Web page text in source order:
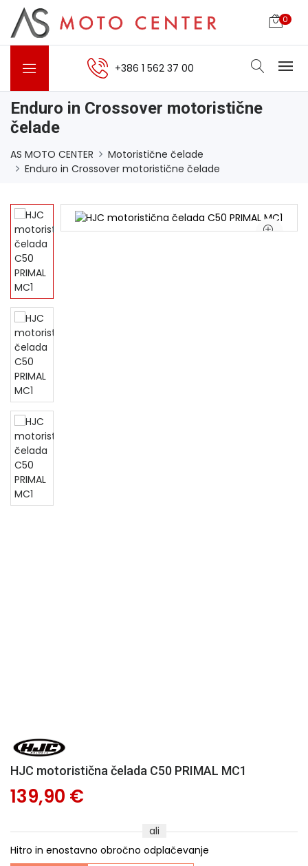
0
+386 1 562 37 00
Enduro in Crossover motoristične
čelade
AS MOTO CENTER
Motoristične čelade
Enduro in Crossover motoristične čelade
HJC motoristična čelada C50 PRIMAL MC1
139,90 €
ali
Hitro in enostavno obročno odplačevanje